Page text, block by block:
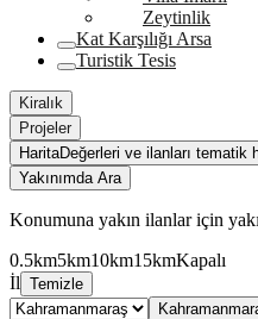
Zeytinlik
Kat Karşılığı Arsa
Turistik Tesis
Kiralık
Projeler
HaritaDeğerleri ve ilanları tematik
Yakınımda Ara
Konumuna yakın ilanlar için
0.5km5km10km15kmKapalı
İl Temizle